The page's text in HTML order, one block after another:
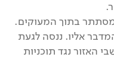
בתוך המעוקים.
אליו. ננסה לגעת
האזור נגד תוכניות